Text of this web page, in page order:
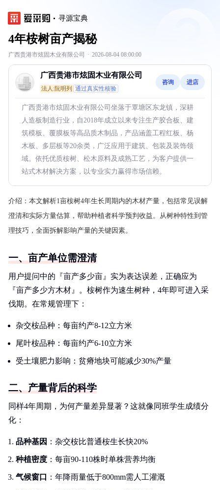
寻源宝典
4年桉树亩产揭秘
广西贵港市炫固木业有限公司 · 2026-08-04 08:00:00
广西贵港市炫固木业有限公司
法人:阮明列 通过真实性核验
咨询 进店
广西贵港市炫固木业有限公司坐落于覃塘区东龙镇，深耕
人造板制造行业，自2018年成立以来专注生产胶合板、建
筑模板、覆膜板等高品质木制品，产品涵盖工程红板、杨
木板、多层板等20余类，广泛应用于建筑、包装及装饰领
域。依托优质桉树、松木原料及成熟工艺，为客户提供一
站式木材解决方案，以专业实力赢得市场信赖。
介绍： 本文解析1亩桉树4年生长周期内的木材产量，包括常见误解
澄清和实际方量估算，帮助种植者科学预判收益。从树种特性到管
理技巧，全面拆解影响产量的关键因素。
一、亩产单位需澄清
用户提问中的『亩产多少亩』实为表达误差，正确应为
『亩产多少方木材』。桉树作为速生树种，4年即可进入采
伐期。在常规管理下：
杂交桉品种：每亩约产8-12立方米
尾叶桉品种：每亩约产6-10立方米
受土壤肥力影响：贫瘠地块可能减少30%产量
二、产量背后的科学
同样4年周期，为何产量差异显著？这就像同班学生成绩分
化：
品种基因 ：杂交桉比普通桉生长快20%
种植密度 ：每亩90-110株时单株营养均衡
气候窗口 ：年降雨量低于800mm需人工灌溉